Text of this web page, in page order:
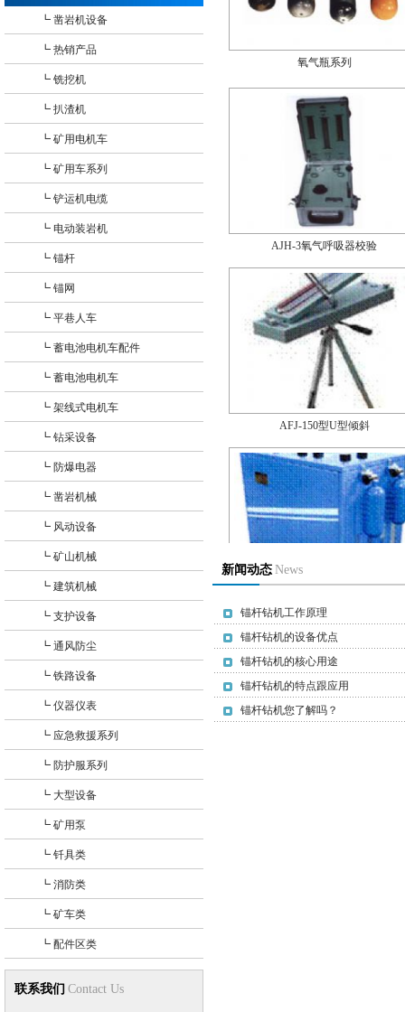
网址：www.qidaoji.net
邮箱: symkjx2013@163.com
地址：济宁市开发区山银工业
销售二部
电话：0537-3207719 3287711
网址：www.yiangk.com
邮箱: symkjx2013@126.com
地址：中国 山东 济宁任城区
各销售精英热线：
销售经理:15854621686 董美美
销售经理:15898635797 董俊合
销售专员:18253733283 刘双双
销售主管:15265730900 王 倩
销售顾问:13355159299 王冉冉
销售顾问:13385378386 周翠霞
销售客服:13406290520 王 峰
┗ 凿岩机设备
┗ 热销产品
┗ 铣挖机
┗ 扒渣机
┗ 矿用电机车
┗ 矿用车系列
┗ 铲运机电缆
┗ 电动装岩机
┗ 锚杆
┗ 锚网
┗ 平巷人车
┗ 蓄电池电机车配件
┗ 蓄电池电机车
┗ 架线式电机车
┗ 钻采设备
┗ 防爆电器
┗ 凿岩机械
┗ 风动设备
┗ 矿山机械
┗ 建筑机械
┗ 支护设备
┗ 通风防尘
┗ 铁路设备
┗ 仪器仪表
┗ 应急救援系列
┗ 防护服系列
┗ 大型设备
┗ 矿用泵
┗ 钎具类
┗ 消防类
┗ 矿车类
┗ 配件区类
+
联系我们 Contact Us
AJH-3氧气呼吸器校验
AFJ-150型U型倾斜
新闻动态 News
锚杆钻机工作原理
锚杆钻机的设备优点
锚杆钻机的核心用途
锚杆钻机的特点跟应用
锚杆钻机您了解吗？